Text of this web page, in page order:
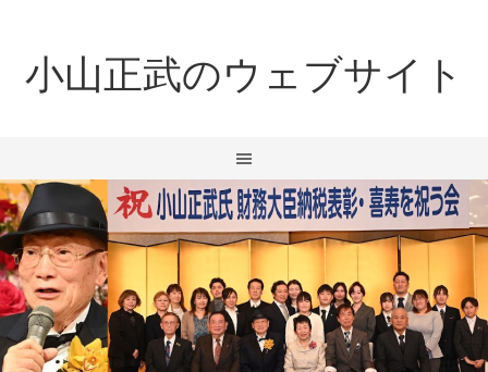
小山正武のウェブサイト